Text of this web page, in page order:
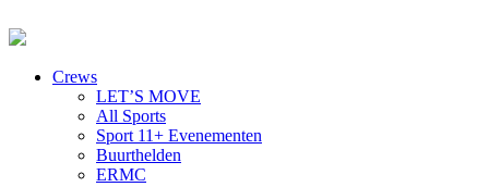
Crews
LET’S MOVE
All Sports
Sport 11+ Evenementen
Buurthelden
ERMC